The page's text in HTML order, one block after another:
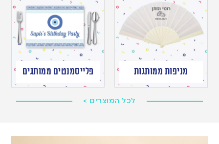
מניפות ממותגות פלייסמנטים ממותגים
לכל המוצרים >